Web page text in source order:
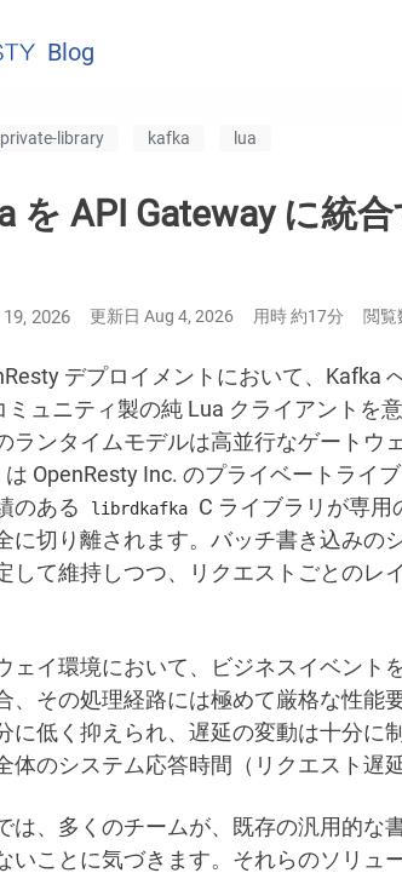
Blog
private-library kafka lua
を API Gateway に統
2026 更新日 Aug 4, 2026 用時 約17分 閲覧
デプロイメントにおいて、Kafka
ミュニティ製の純 Lua クライアントを
ランタイムモデルは高並行なゲートウ
は OpenResty Inc. のプライベートライ
のある
librdkafka
C ライブラリが専用
に切り離されます。バッチ書き込みの
して維持しつつ、リクエストごとのレ
ェイ環境において、ビジネスイベント
、その処理経路には極めて厳格な性能
に低く抑えられ、遅延の変動は十分に
体のシステム応答時間（リクエスト遅
は、多くのチームが、既存の汎用的な
いことに気づきます。それらのソリ